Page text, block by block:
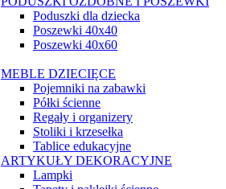
Poduszki dla dziecka
Poszewki 40x40
Poszewki 40x60
MEBLE DZIECIĘCE
Pojemniki na zabawki
Półki ścienne
Regały i organizery
Stoliki i krzesełka
Tablice edukacyjne
ARTYKUŁY DEKORACYJNE
Lampki